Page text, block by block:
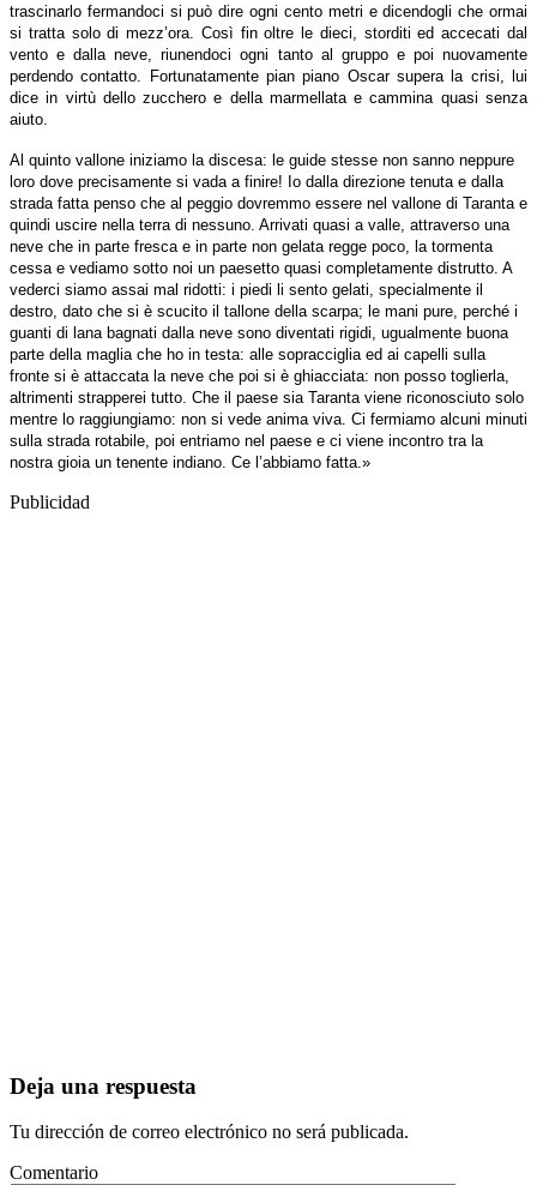
trascinarlo fermandoci si può dire ogni cento metri e dicendogli che ormai
si tratta solo di mezz’ora. Così fin oltre le dieci, storditi ed accecati dal
vento e dalla neve, riunendoci ogni tanto al gruppo e poi nuovamente
perdendo contatto. Fortunatamente pian piano Oscar supera la crisi, lui
dice in virtù dello zucchero e della marmellata e cammina quasi senza
aiuto.
Al quinto vallone iniziamo la discesa: le guide stesse non sanno neppure
loro dove precisamente si vada a finire! Io dalla direzione tenuta e dalla
strada fatta penso che al peggio dovremmo essere nel vallone di Taranta e
quindi uscire nella terra di nessuno. Arrivati quasi a valle, attraverso una
neve che in parte fresca e in parte non gelata regge poco, la tormenta
cessa e vediamo sotto noi un paesetto quasi completamente distrutto. A
vederci siamo assai mal ridotti: i piedi li sento gelati, specialmente il
destro, dato che si è scucito il tallone della scarpa; le mani pure, perché i
guanti di lana bagnati dalla neve sono diventati rigidi, ugualmente buona
parte della maglia che ho in testa: alle sopracciglia ed ai capelli sulla
fronte si è attaccata la neve che poi si è ghiacciata: non posso toglierla,
altrimenti strapperei tutto. Che il paese sia Taranta viene riconosciuto solo
mentre lo raggiungiamo: non si vede anima viva. Ci fermiamo alcuni minuti
sulla strada rotabile, poi entriamo nel paese e ci viene incontro tra la
nostra gioia un tenente indiano. Ce l’abbiamo fatta. »
Publicidad
Deja una respuesta
Tu dirección de correo electrónico no será publicada.
Comentario